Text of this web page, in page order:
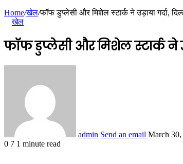
Home/खेल/फॉफ डुप्लेसी और मिशेल स्टार्क ने उड़ाया गर्दा,
खेल
फॉफ डुप्लेसी और मिशेल स्टार्क ने
admin Send an email March 30,
0 7 1 minute read